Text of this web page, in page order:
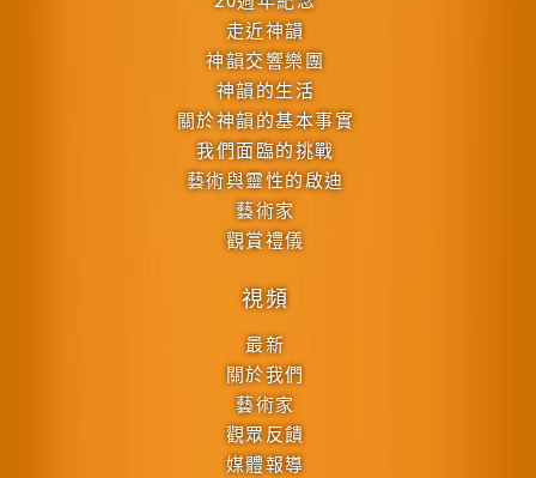
走近神韻
神韻交響樂團
神韻的生活
關於神韻的基本事實
我們面臨的挑戰
藝術與靈性的啟迪
藝術家
觀賞禮儀
視頻
最新
關於我們
藝術家
觀眾反饋
媒體報導